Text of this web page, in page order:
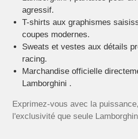
agressif.
T-shirts aux graphismes
coupes modernes.
Sweats et vestes aux détails
racing.
Marchandise officielle
Lamborghini .
Exprimez-vous avec la
l'exclusivité que seule